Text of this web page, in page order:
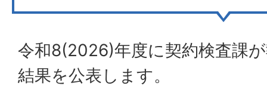
令和8(2026)年度に契約検査課
結果を公表します。